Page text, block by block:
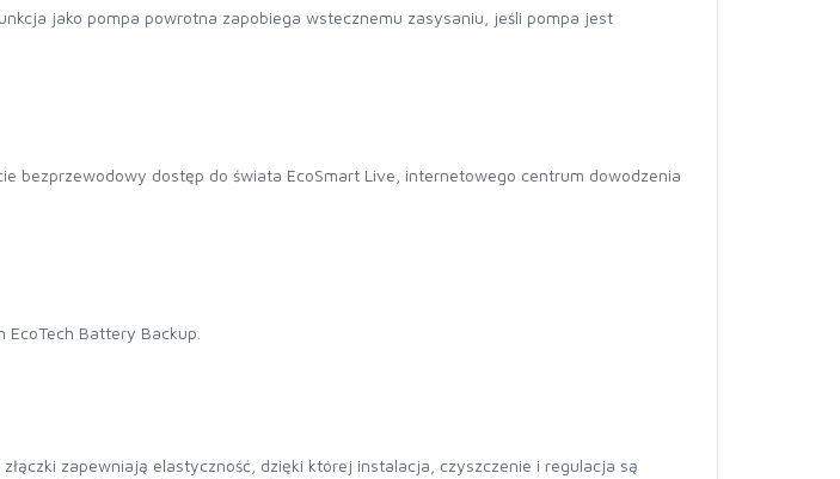
jako pompa powrotna zapobiega wstecznemu zasysaniu, jeśli pompa jest
bezprzewodowy dostęp do świata EcoSmart Live, internetowego centrum dowodzenia
EcoTech Battery Backup.
zapewniają elastyczność, dzięki której instalacja, czyszczenie i regulacja są